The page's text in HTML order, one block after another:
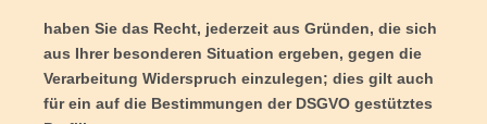
haben Sie das Recht, jeder­zeit aus Grün­den, die sich
aus Ihrer beson­de­ren Situa­ti­on erge­ben, gegen die
Ver­ar­bei­tung Wider­spruch ein­zu­le­gen; dies gilt auch
für ein auf die Bestim­mun­gen der DSGVO gestütz­tes